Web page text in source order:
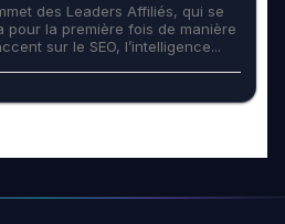
des Leaders Affiliés, qui se
pour la première fois de manière
sur le SEO, l’intelligence...